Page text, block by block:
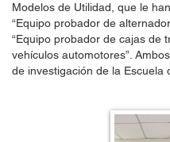
Modelos de Utilidad, que le
“Equipo probador de
“Equipo probador de cajas de
vehículos automotores”.
de investigación de la Escuela